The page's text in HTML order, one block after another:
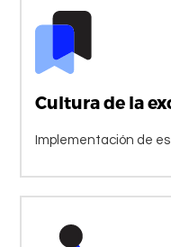
Cultura de la
Implementación de